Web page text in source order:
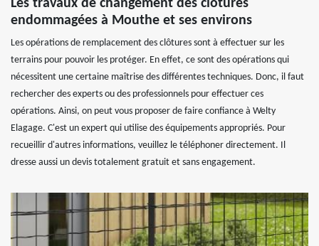
Les travaux de changement des clôtures
endommagées à Mouthe et ses environs
Les opérations de remplacement des clôtures sont à effectuer sur les
terrains pour pouvoir les protéger. En effet, ce sont des opérations qui
nécessitent une certaine maîtrise des différentes techniques. Donc, il faut
rechercher des experts ou des professionnels pour effectuer ces
opérations. Ainsi, on peut vous proposer de faire confiance à Welty
Elagage. C'est un expert qui utilise des équipements appropriés. Pour
recueillir d'autres informations, veuillez le téléphoner directement. Il
dresse aussi un devis totalement gratuit et sans engagement.